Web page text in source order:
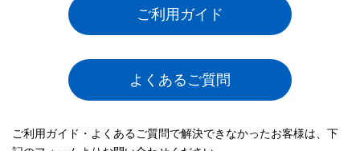
ご利用ガイド
よくあるご質問
ご利用ガイド・よくあるご質問で解決できなかったお客様は、下